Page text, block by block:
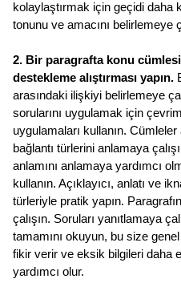
kolaylaştırmak için geçidi daha
tonunu ve amacını belirlemeye
2. Bir paragrafta konu
destekleme alıştırması yapın.
arasındaki ilişkiyi belirlemeye
sorularını uygulamak için
uygulamaları kullanın. Cümleler
bağlantı türlerini anlamaya
anlamını anlamaya yardımcı
kullanın. Açıklayıcı, anlatı ve
türleriyle pratik yapın.
çalışın. Soruları yanıtlamaya
tamamını okuyun, bu size
fikir verir ve eksik bilgileri daha
yardımcı olur.